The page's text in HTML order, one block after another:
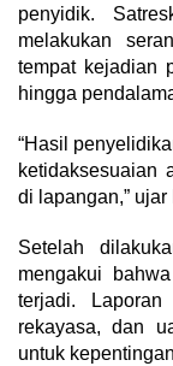
penyidik.
melakukan
tempat kejadian
hingga
“Hasil
ketidaksesuaian
di lapangan,” ujar
Setelah
mengakui
terjadi.
rekayasa, dan
untuk